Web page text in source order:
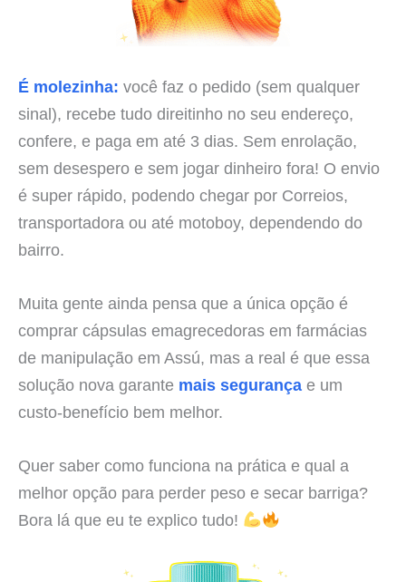
É molezinha: você faz o pedido (sem qualquer
sinal), recebe tudo direitinho no seu endereço,
confere, e paga em até 3 dias. Sem enrolação,
sem desespero e sem jogar dinheiro fora! O envio
é super rápido, podendo chegar por Correios,
transportadora ou até motoboy, dependendo do
bairro.
Muita gente ainda pensa que a única opção é
comprar cápsulas emagrecedoras em farmácias
de manipulação em Assú, mas a real é que essa
solução nova garante mais segurança e um
custo-benefício bem melhor.
Quer saber como funciona na prática e qual a
melhor opção para perder peso e secar barriga?
Bora lá que eu te explico tudo!